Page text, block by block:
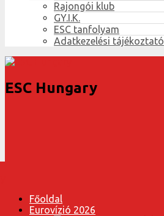
Rajongói klub
GY.I.K.
ESC tanfolyam
Adatkezelési tájékoztató
ESC Hungary
Főoldal
Eurovízió 2026